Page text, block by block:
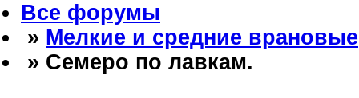
Все форумы
» Мелкие и средние врановые
» Семеро по лавкам.